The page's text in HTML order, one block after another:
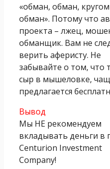
«обман, обман, кругом
обман». Потому что
проекта – лжец,
обманщик. Вам не
верить аферисту. Не
забывайте о том, что
сыр в мышеловке,
предлагается
Вывод
Мы НЕ рекомендуем
вкладывать деньги в
Centurion Investment
Company!